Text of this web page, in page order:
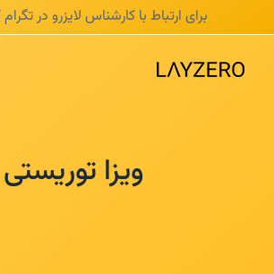
برای ارتباط با کارشناس لایزرو در تگرام
/* mobile responsive */
ویزا توریستی